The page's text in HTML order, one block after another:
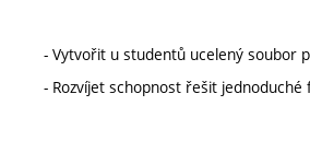
- Vytvořit u studentů ucelený soubor
- Rozvíjet schopnost řešit